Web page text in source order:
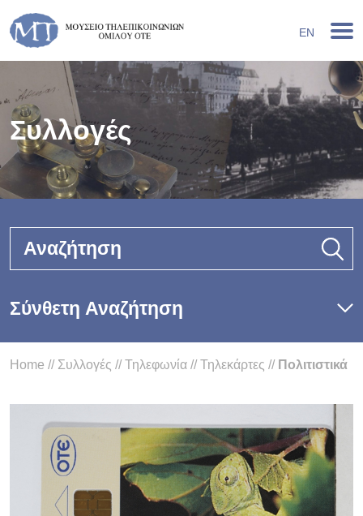
EN
Συλλογές
Αναζήτηση
Σύνθετη Αναζήτηση
Home // Συλλογές //Τηλεφωνία //Τηλεκάρτες // Πολιτιστικά